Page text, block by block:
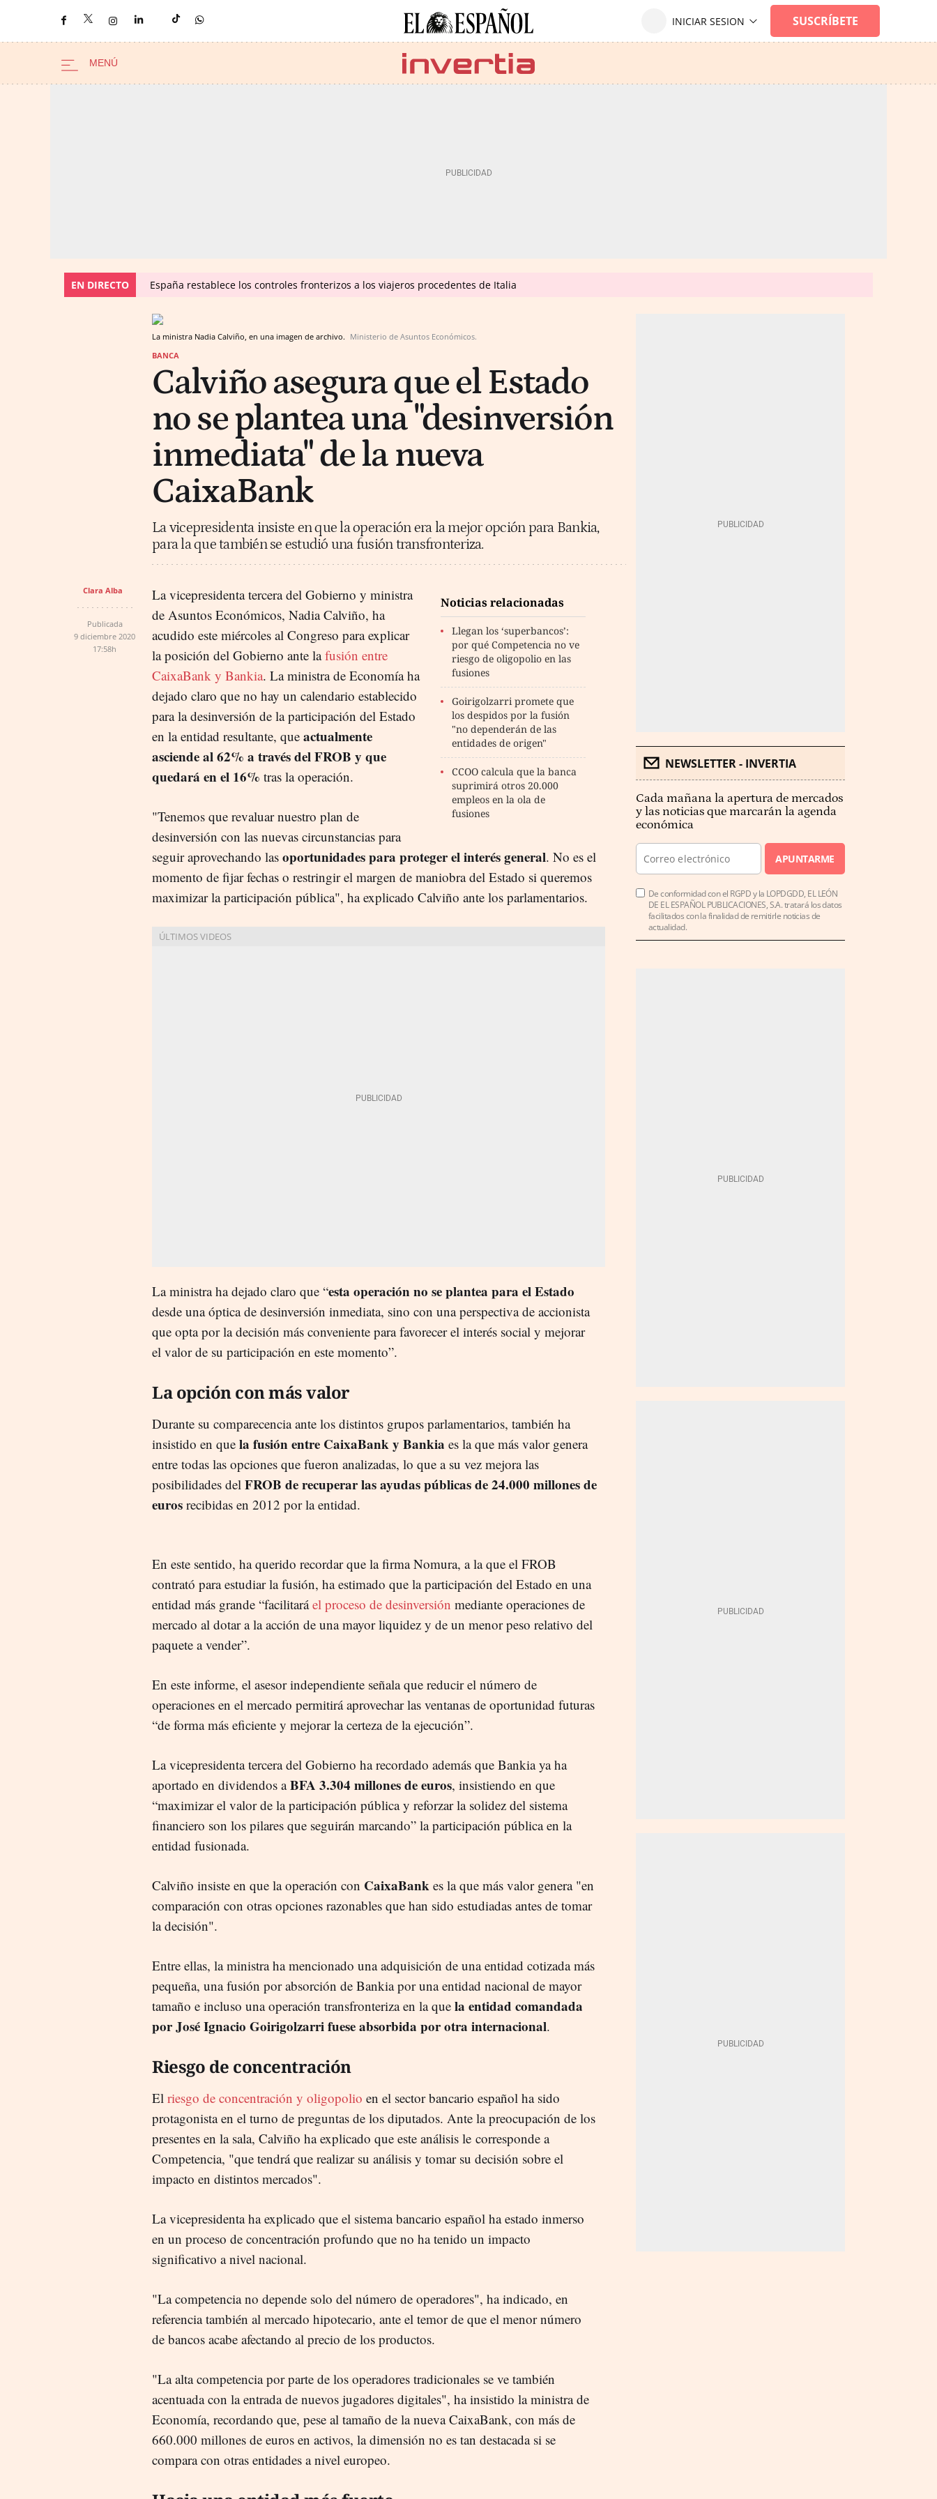
EN DIRECTO España restablece los controles fronterizos a los viajeros procedentes de Italia
La ministra Nadia Calviño, en una imagen de archivo. Ministerio de Asuntos Económicos.
BANCA
Calviño asegura que el Estado
no se plantea una "desinversión
inmediata" de la nueva
CaixaBank
La vicepresidenta insiste en que la operación era la mejor opción para Bankia,
para la que también se estudió una fusión transfronteriza.
Clara Alba
Publicada
9 diciembre 2020
17:58h
Noticias relacionadas
Llegan los ‘superbancos’:
por qué Competencia no ve
riesgo de oligopolio en las
fusiones
Goirigolzarri promete que
los despidos por la fusión
"no dependerán de las
entidades de origen"
CCOO calcula que la banca
suprimirá otros 20.000
empleos en la ola de
fusiones
La vicepresidenta tercera del Gobierno y ministra
de Asuntos Económicos, Nadia Calviño, ha
acudido este miércoles al Congreso para explicar
la posición del Gobierno ante lafusión entre
CaixaBank y Bankia. La ministra de Economía ha
dejado claro que no hay un calendario establecido
para la desinversión de la participación del Estado
en la entidad resultante, que actualmente
asciende al 62% a través del FROB y que
quedará en el 16% tras la operación.
"Tenemos que revaluar nuestro plan de
desinversión con las nuevas circunstancias para
seguir aprovechando las oportunidades para proteger el interés general. No es el
momento de fijar fechas o restringir el margen de maniobra del Estado si queremos
maximizar la participación pública", ha explicado Calviño ante los parlamentarios.
La ministra ha dejado claro que “esta operación no se plantea para el Estado
desde una óptica de desinversión inmediata, sino con una perspectiva de accionista
que opta por la decisión más conveniente para favorecer el interés social y mejorar
el valor de su participación en este momento”.
La opción con más valor
Durante su comparecencia ante los distintos grupos parlamentarios, también ha
insistido en que la fusión entre CaixaBank y Bankia es la que más valor genera
entre todas las opciones que fueron analizadas, lo que a su vez mejora las
posibilidades del FROB de recuperar las ayudas públicas de 24.000 millones de
euros recibidas en 2012 por la entidad.
En este sentido, ha querido recordar que la firma Nomura, a la que el FROB
contrató para estudiar la fusión, ha estimado que la participación del Estado en una
entidad más grande “facilitaráel proceso de desinversión mediante operaciones de
mercado al dotar a la acción de una mayor liquidez y de un menor peso relativo del
paquete a vender”.
En este informe, el asesor independiente señala que reducir el número de
operaciones en el mercado permitirá aprovechar las ventanas de oportunidad futuras
“de forma más eficiente y mejorar la certeza de la ejecución”.
La vicepresidenta tercera del Gobierno ha recordado además que Bankia ya ha
aportado en dividendos aBFA 3.304 millones de euros, insistiendo en que
“maximizar el valor de la participación pública y reforzar la solidez del sistema
financiero son los pilares que seguirán marcando” la participación pública en la
entidad fusionada.
Calviño insiste en que la operación con CaixaBank es la que más valor genera "en
comparación con otras opciones razonables que han sido estudiadas antes de tomar
la decisión".
Entre ellas, la ministra ha mencionado una adquisición de una entidad cotizada más
pequeña, una fusión por absorción de Bankia por una entidad nacional de mayor
tamaño e incluso una operación transfronteriza en la que la entidad comandada
por José Ignacio Goirigolzarri fuese absorbida por otra internacional.
Riesgo de concentración
El riesgo de concentración y oligopolio en el sector bancario español ha sido
protagonista en el turno de preguntas de los diputados. Ante la preocupación de los
presentes en la sala, Calviño ha explicado que este análisis le corresponde a
Competencia, "que tendrá que realizar su análisis y tomar su decisión sobre el
impacto en distintos mercados".
La vicepresidenta ha explicado que el sistema bancario español ha estado inmerso
en un proceso de concentración profundo que no ha tenido un impacto
significativo a nivel nacional.
"La competencia no depende solo del número de operadores", ha indicado, en
referencia también al mercado hipotecario, ante el temor de que el menor número
de bancos acabe afectando al precio de los productos.
"La alta competencia por parte de los operadores tradicionales se ve también
acentuada con la entrada de nuevos jugadores digitales", ha insistido la ministra de
Economía, recordando que, pese al tamaño de la nueva CaixaBank, con más de
660.000 millones de euros en activos, la dimensión no es tan destacada si se
compara con otras entidades a nivel europeo.
NEWSLETTER - INVERTIA
Cada mañana la apertura de mercados
y las noticias que marcarán la agenda
económica
APUNTARME
De conformidad con el RGPD y la LOPDGDD, EL LEÓN
DE EL ESPAÑOL PUBLICACIONES, S.A. tratará los datos
facilitados con la finalidad de remitirle noticias de
actualidad.